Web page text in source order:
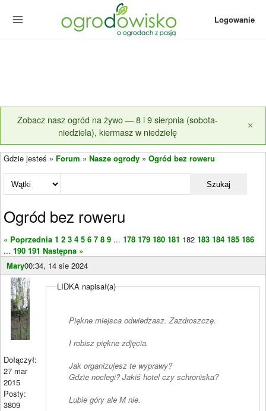
Logowanie
Zobacz nasz ogród na żywo — 8 i 9 sierpnia (sobota-
niedziela), kiermasz w niedzielę
×
Gdzie jesteś » Forum » Nasze ogrody » Ogród bez roweru
Szukaj
Ogród bez roweru
« Poprzednia 1 2 3 4 5 6 7 8 9 ... 178 179 180 181 182 183 184 185 186
... 190 191 Następna »
Mary00:34, 14 sie 2024
Dołączył:
27 mar
2015
Posty:
3809
LIDKA napisał(a)
Piękne miejsca odwiedzasz. Zazdroszczę.
I robisz piękne zdjęcia.
Jak organizujesz te wyprawy?
Gdzie noclegi? Jakiś hotel czy schroniska?
Lubie góry ale M nie.